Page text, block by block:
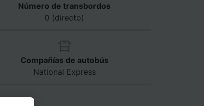
Número de transbordos
0 (directo)
Compañías de autobús
National Express